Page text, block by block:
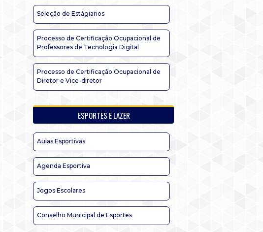
Seleção de Estágiarios
Processo de Certificação Ocupacional de
Professores de Tecnologia Digital
Processo de Certificação Ocupacional de
Diretor e Vice-diretor
ESPORTES E LAZER
Aulas Esportivas
Agenda Esportiva
Jogos Escolares
Conselho Municipal de Esportes